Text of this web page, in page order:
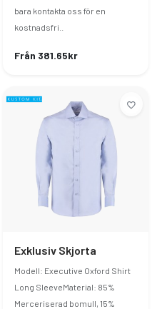
bara kontakta oss för en
kostnadsfri..
Från 381.65kr
Exklusiv Skjorta
Modell: Executive Oxford Shirt
Long SleeveMaterial: 85%
Merceriserad bomull, 15%